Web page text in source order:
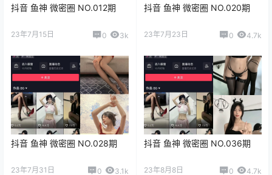
抖音 鱼神 微密圈 NO.012期
23年7月15日 0 3k
抖音 鱼神 微密圈 NO.020期
23年7月23日 0 4.7k
抖音 鱼神 微密圈 NO.028期
23年7月31日 0 3.1k
抖音 鱼神 微密圈 NO.036期
23年8月8日 0 4.7k